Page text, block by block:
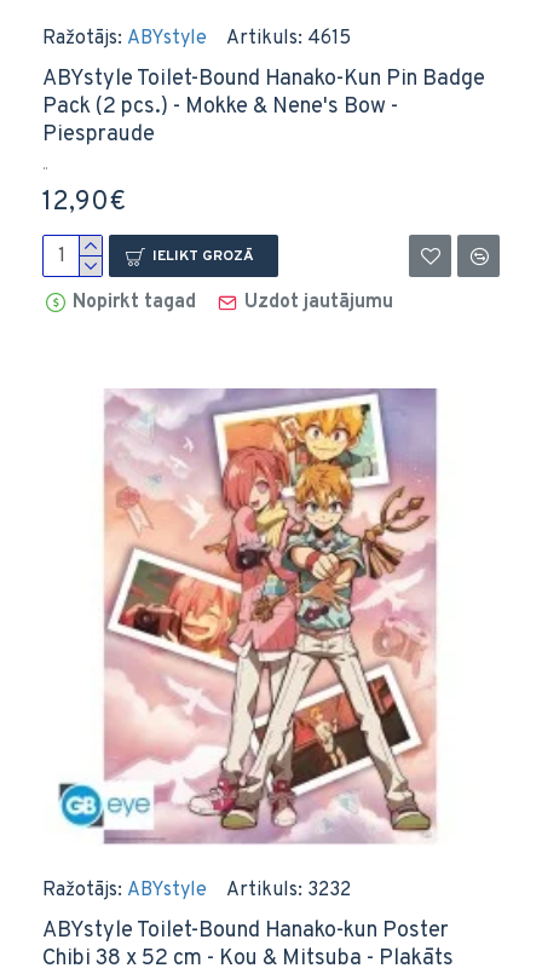
Ražotājs: ABYstyle Artikuls: 4615
ABYstyle Toilet-Bound Hanako-Kun Pin Badge
Pack (2 pcs.) - Mokke & Nene's Bow -
Piespraude
..
12,90€
IELIKT GROZĀ
Nopirkt tagad Uzdot jautājumu
Ražotājs: ABYstyle Artikuls: 3232
ABYstyle Toilet-Bound Hanako-kun Poster
Chibi 38 x 52 cm - Kou & Mitsuba - Plakāts